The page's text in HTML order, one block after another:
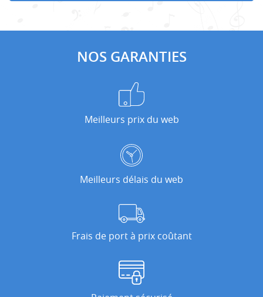
NOS GARANTIES
Meilleurs prix du web
Meilleurs délais du web
Frais de port à prix coûtant